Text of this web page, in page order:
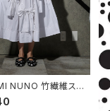
NUNO 竹繊維スカ